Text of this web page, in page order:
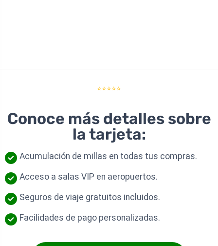
⭐⭐⭐⭐⭐
Conoce más detalles sobre
la tarjeta:
Acumulación de millas en todas tus compras.
Acceso a salas VIP en aeropuertos.
Seguros de viaje gratuitos incluidos.
Facilidades de pago personalizadas.